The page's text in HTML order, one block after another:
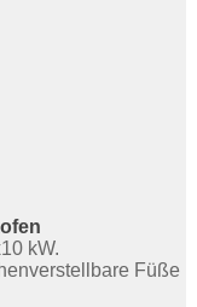
kW.
Füße